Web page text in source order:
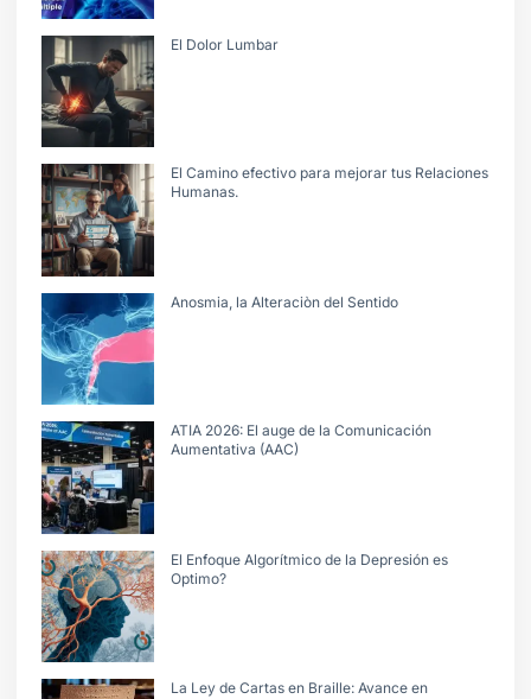
El Dolor Lumbar
El Camino efectivo para mejorar tus Relaciones
Humanas.
Anosmia, la Alteraciòn del Sentido
ATIA 2026: El auge de la Comunicación
Aumentativa (AAC)
El Enfoque Algorítmico de la Depresión es
Optimo?
La Ley de Cartas en Braille: Avance en